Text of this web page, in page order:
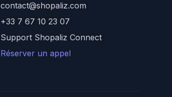
contact@shopaliz.com
+33 7 67 10 23 07
Support Shopaliz Connect
Réserver un appel